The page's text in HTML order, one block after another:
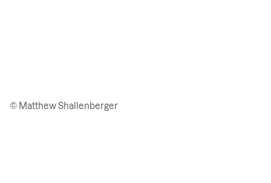
© Matthew Shallenberger